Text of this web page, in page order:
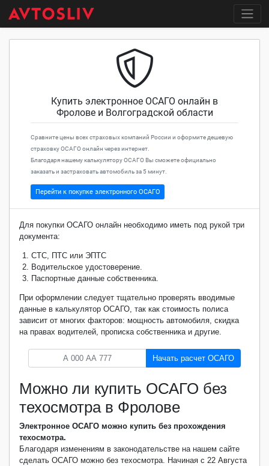
Купить электронное ОСАГО онлайн в
Фролове и Волгоградской области
Сравните цены всех страховых компаний России и оформите дешевую
страховку ОСАГО онлайн через интернет.
Благодаря нашему калькулятору ОСАГО Вы сможете официально
заказать и застраховать автомобиль за 5 минут.
Перейти к покупке электронного ОСАГО
Для покупки ОСАГО онлайн необходимо иметь под рукой три
документа:
СТС, ПТС или ЭПТС
Водительское удостоверение.
Паспортные данные собственника.
При оформлении следует тщательно проверять вводимые
данные в калькулятор ОСАГО, так как стоимость полиса
зависит от многих факторов: мощность автомобиля, скидка
на правах водителей, прописка собственника и другие.
Начать расчет ОСАГО
Можно ли купить ОСАГО без
техосмотра в Фролове
Электронное ОСАГО можно купить без прохождения
техосмотра.
Благодаря изменениям в законодательстве на нашем сайте
сделать ОСАГО можно без техосмотра. Начиная с 22 Августа